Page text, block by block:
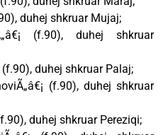
duhej shkruar Mujaj;
(f.90), duhej shkruar
(f.90), duhej shkruar Palaj;
(f.90), duhej shkruar
duhej shkruar Pereziqi;